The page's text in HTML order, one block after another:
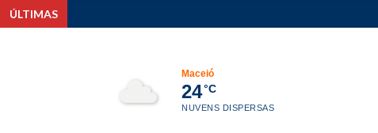
ÚLTIMAS
Maceió
24°C
NUVENS DISPERSAS